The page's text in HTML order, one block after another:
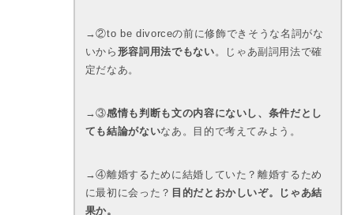
→②to be divorceの前に修飾できそうな名詞がな
いから 形容詞用法でもない。じゃあ副詞用法で確
定だなあ。
→③感情も判断も文の内容にないし、条件だとし
ても結論がないなあ。目的で考えてみよう。
→④離婚するために結婚していた？離婚するため
に最初に会った？ 目的だとおかしいぞ。じゃあ結
果か。